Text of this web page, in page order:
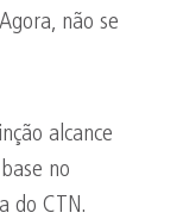
não se
alcance
no
do CTN.